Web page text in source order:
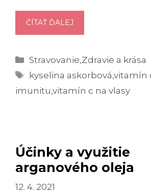
ČÍTAŤ ĎALEJ
C
JEHO
10
ÚČINKOV
Kategórie
Stravovanie,Zdravie a krása
Značky
kyselina askorbová,vitamín
imunitu,vitamín c na vlasy
Účinky a využitie
arganového oleja
12. 4. 2021